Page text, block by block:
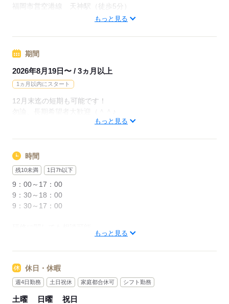
福岡市営空港線 天神駅（徒歩5分）
福岡市営七隈線 天神南駅（徒歩5分）
もっと見る
期間
2026年8月19日〜 / 3ヵ月以上
1ヵ月以内にスタート
12月末迄の短期も可能です！
勿論、長期希望者大歓迎（＾＾♪
応募する
もっと見る
時間
残10未満 1日7h以下
9：00～17：00
9：30～18：00
9：30～17：00
もっと見る
休日・休暇
週4日勤務 土日祝休 家庭都合休可 シフト勤務
土曜 日曜 祝日